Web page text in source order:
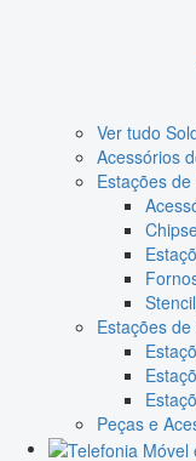
Ver tudo
Acessórios
Estações
Estações
Peças e